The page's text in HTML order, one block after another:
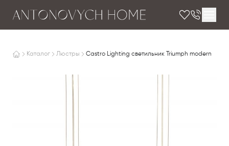
Каталог Люстры Castro Lighting светильник Triumph modern